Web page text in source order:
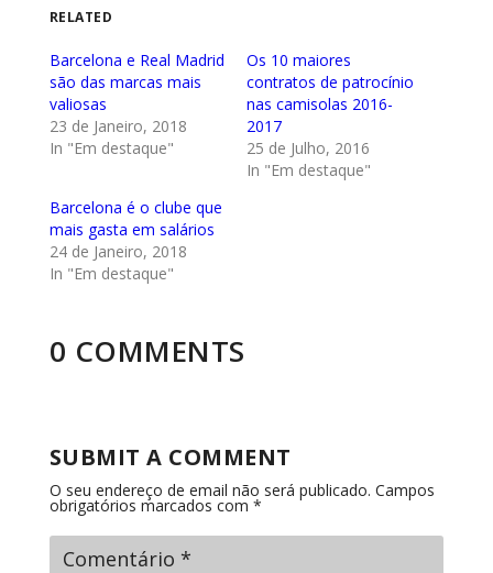
RELATED
Barcelona e Real Madrid
são das marcas mais
valiosas
23 de Janeiro, 2018
In "Em destaque"
Os 10 maiores
contratos de patrocínio
nas camisolas 2016-
2017
25 de Julho, 2016
In "Em destaque"
Barcelona é o clube que
mais gasta em salários
24 de Janeiro, 2018
In "Em destaque"
0 COMMENTS
SUBMIT A COMMENT
O seu endereço de email não será publicado. Campos
obrigatórios marcados com *